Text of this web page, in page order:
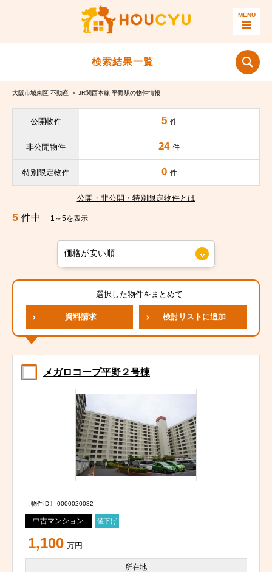
検索結果一覧
大阪市城東区 不動産 ＞ JR関西本線 平野駅の物件情報
公開物件 5 件
非公開物件 24 件
特別限定物件 0 件
公開・非公開・特別限定物件とは
5 件中 1～5を表示
選択した物件をまとめて
資料請求 検討リストに追加
メガロコープ平野２号棟
〔物件ID〕 0000020082
中古マンション 値下げ
1,100 万円
所在地